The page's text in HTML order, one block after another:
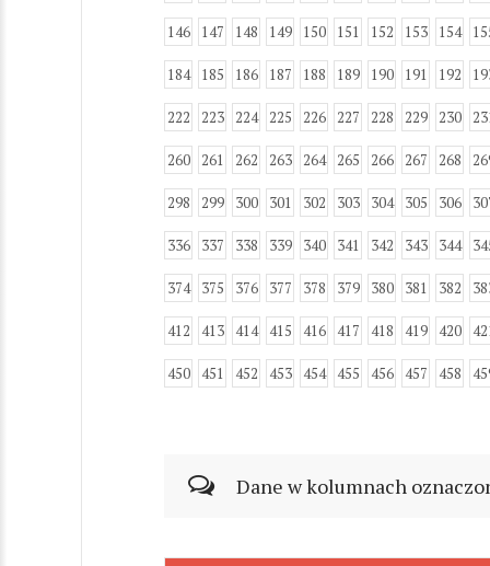
146 147 148 149 150 151 152 153 154
184 185 186 187 188 189 190 191 192
222 223 224 225 226 227 228 229 230
260 261 262 263 264 265 266 267 268
298 299 300 301 302 303 304 305 306
336 337 338 339 340 341 342 343 344
374 375 376 377 378 379 380 381 382
412 413 414 415 416 417 418 419 420
450 451 452 453 454 455 456 457 458
Dane w kolumnach